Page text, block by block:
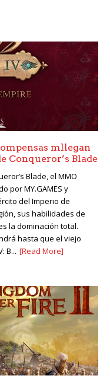
mllegan
Conqueror’s Blade
Blade, el MMO
por MY.GAMES y
del Imperio de
sus habilidades de
la dominación total.
hasta que el viejo
B... [Read More]